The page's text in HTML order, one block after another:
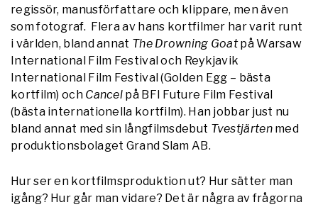
regissör, manusförfattare och klippare, men även
som fotograf. Flera av hans kortfilmer har varit runt
i världen, bland annat The Drowning Goatpå Warsaw
International Film Festival och Reykjavik
International Film Festival (Golden Egg – bästa
kortfilm) och Cancel på BFI Future Film Festival
(bästa internationella kortfilm). Han jobbar just nu
bland annat med sin långfilmsdebut Tvestjärtenmed
produktionsbolaget Grand Slam AB.
Hur ser en kortfilmsproduktion ut? Hur sätter man
igång? Hur går man vidare? Det är några av frågorna